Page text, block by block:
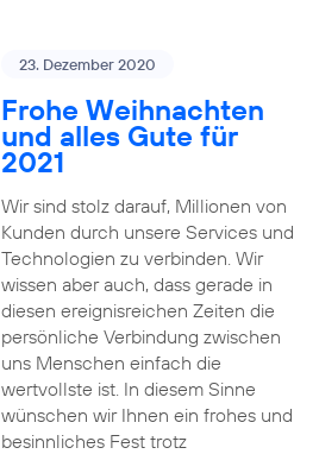
23. Dezember 2020
Frohe Weihnachten
und alles Gute für
2021
Wir sind stolz darauf, Millionen von
Kunden durch unsere Services und
Technologien zu verbinden. Wir
wissen aber auch, dass gerade in
diesen ereignisreichen Zeiten die
persönliche Verbindung zwischen
uns Menschen einfach die
wertvollste ist. In diesem Sinne
wünschen wir Ihnen ein frohes und
besinnliches Fest trotz